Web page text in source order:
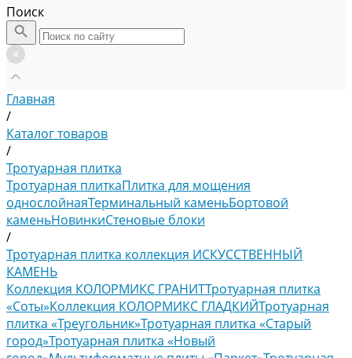
Поиск
Главная
/
Каталог товаров
/
Тротуарная плитка
Тротуарная плиткаПлитка для мощения
однослойнаяТерминальный каменьБортовой
каменьНовинкиСтеновые блоки
/
Тротуарная плитка коллекция ИСКУССТВЕННЫЙ
КАМЕНЬ
Коллекция КОЛОРМИКС ГРАНИТТротуарная плитка
«Соты»Коллекция КОЛОРМИКС ГЛАДКИЙТротуарная
плитка «Треугольник»Тротуарная плитка «Старый
город»Тротуарная плитка «Новый